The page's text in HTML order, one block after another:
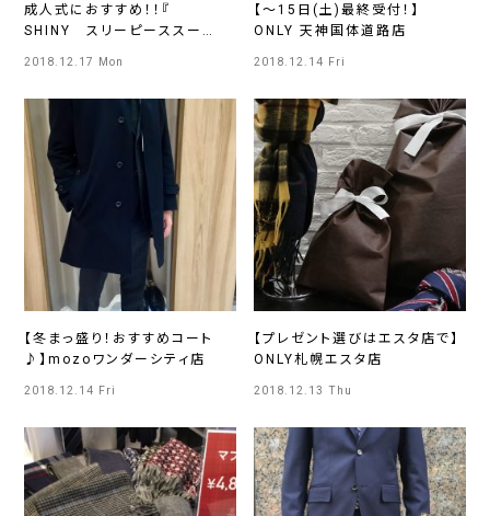
成人式におすすめ！！『
SHINY スリーピーススー
2018.12.17 Mon
【～15日(土)最終受付！】
ONLY 天神国体道路店
2018.12.14 Fri
【冬まっ盛り！おすすめコート
♪】mozoワンダーシティ店
2018.12.14 Fri
【プレゼント選びはエスタ店で】
ONLY札幌エスタ店
2018.12.13 Thu